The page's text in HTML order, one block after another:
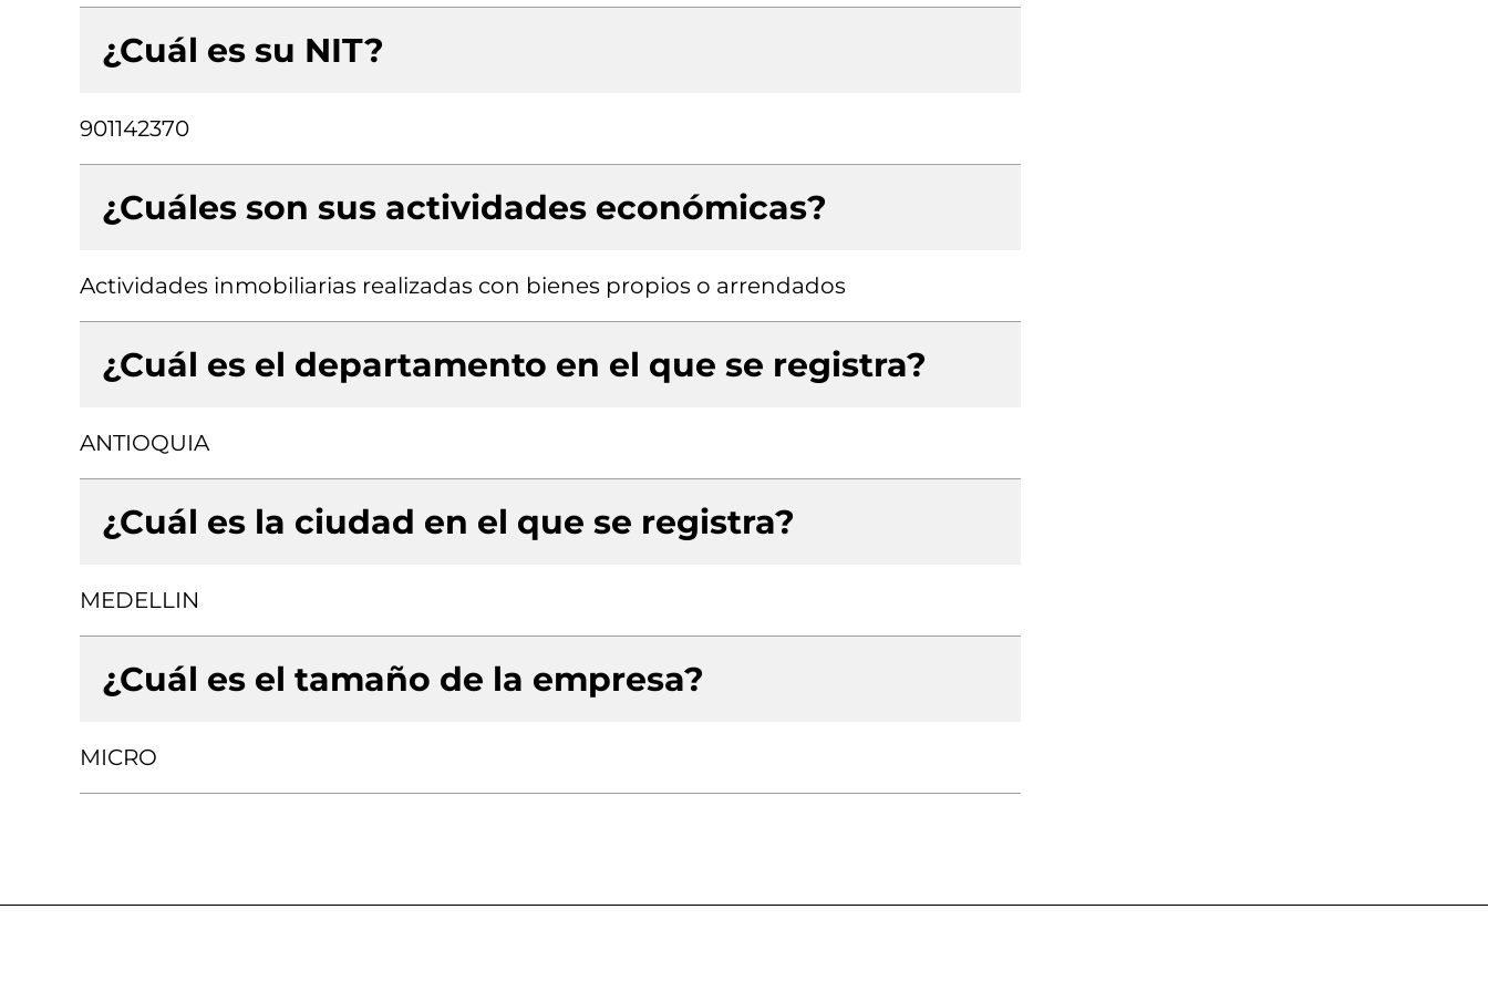
¿Cuál es su NIT?
901142370
¿Cuáles son sus actividades económicas?
Actividades inmobiliarias realizadas con bienes propios o arrendados
¿Cuál es el departamento en el que se registra?
ANTIOQUIA
¿Cuál es la ciudad en el que se registra?
MEDELLIN
¿Cuál es el tamaño de la empresa?
MICRO